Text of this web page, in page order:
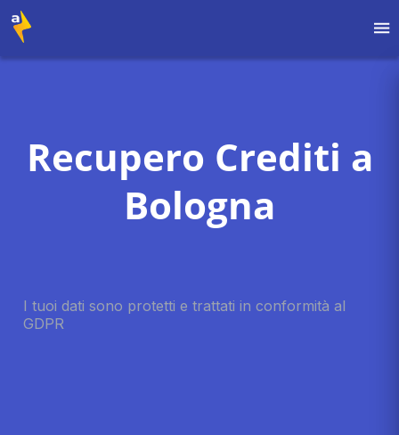
Recupero Crediti a
Bologna